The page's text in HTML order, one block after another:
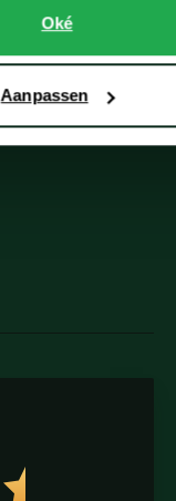
Oké
Aanpassen